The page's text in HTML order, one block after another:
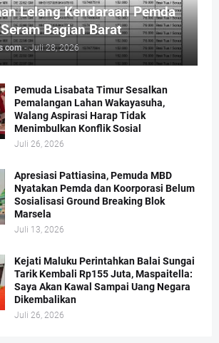
Lelang Kendaraan Pemda
Bagian Barat
com - Juli 28, 2026
Pemuda Lisabata Timur Sesalkan
Pemalangan Lahan Wakayasuha,
Walang Aspirasi Harap Tidak
Menimbulkan Konflik Sosial
Juli 26, 2026
Apresiasi Pattiasina, Pemuda MBD
Nyatakan Pemda dan Koorporasi Belum
Sosialisasi Ground Breaking Blok
Marsela
Juli 13, 2026
Kejati Maluku Perintahkan Balai Sungai
Tarik Kembali Rp155 Juta, Maspaitella:
Saya Akan Kawal Sampai Uang Negara
Dikembalikan
Juli 26, 2026